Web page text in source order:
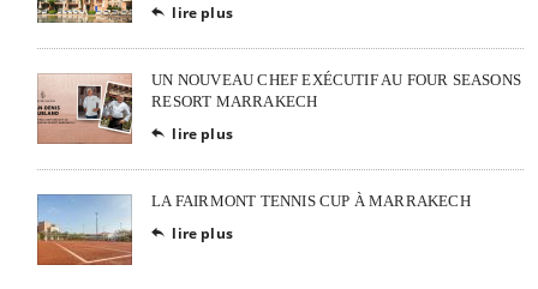
 lire plus
UN NOUVEAU CHEF EXÉCUTIF AU FOUR SEASONS
RESORT MARRAKECH
 lire plus
LA FAIRMONT TENNIS CUP À MARRAKECH
 lire plus